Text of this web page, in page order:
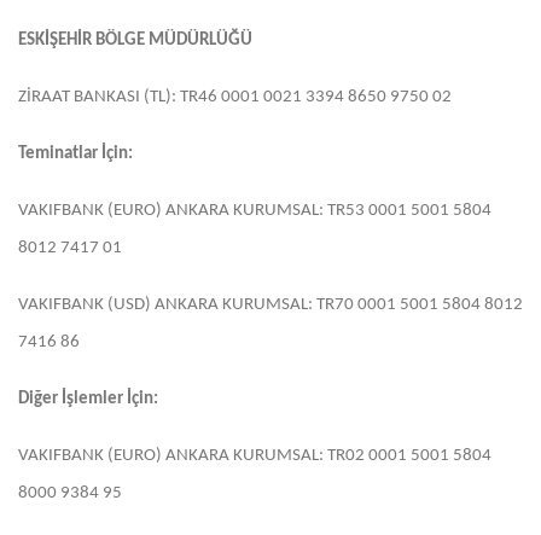
ESKİŞEHİR BÖLGE MÜDÜRLÜĞÜ
ZİRAAT BANKASI (TL): TR46 0001 0021 3394 8650 9750 02
Teminatlar İçin:
VAKIFBANK (EURO) ANKARA KURUMSAL: TR53 0001 5001 5804
8012 7417 01
VAKIFBANK (USD) ANKARA KURUMSAL: TR70 0001 5001 5804 8012
7416 86
Diğer İşlemler İçin:
VAKIFBANK (EURO) ANKARA KURUMSAL: TR02 0001 5001 5804
8000 9384 95